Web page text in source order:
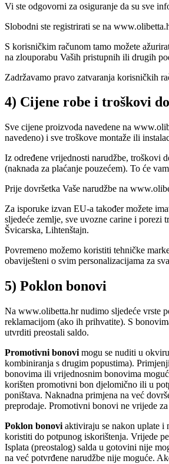
Vi ste odgovorni za osiguranje da su sve
Slobodni ste registrirati se na
S korisničkim računom tamo možete
na zlouporabu Vaših pristupnih ili drugih
Zadržavamo pravo zatvaranja korisničkih
4) Cijene robe i troškovi
Sve cijene proizvoda navedene na
navedeno) i sve troškove montaže ili
Iz određene vrijednosti narudžbe, troškovi
(naknada za plaćanje pouzećem). To će
Prije dovršetka Vaše narudžbe na
Za isporuke izvan EU-a također možete
sljedeće zemlje, sve uvozne carine i porezi
Švicarska, Lihtenštajn.
Povremeno možemo koristiti tehničke
obaviješteni o svim personalizacijama za
5) Poklon bonovi
Na www.olibetta.hr nudimo sljedeće vrste
reklamacijom (ako ih prihvatite). S
utvrditi preostali saldo.
Promotivni bonovi mogu se nuditi u
kombiniranja s drugim popustima).
bonovima ili vrijednosnim bonovima
korišten promotivni bon djelomično ili u
poništava. Naknadna primjena na već
preprodaje. Promotivni bonovi ne vrijede
Poklon bonovi aktiviraju se nakon uplate
koristiti do potpunog iskorištenja. Vrijede
Isplata (preostalog) salda u gotovini nije
na već potvrđene narudžbe nije moguće.